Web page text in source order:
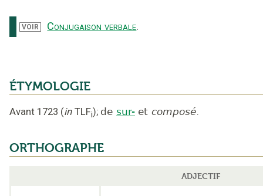
VOIR Conjugaison verbale.
ÉTYMOLOGIE
Avant 1723 (in TLFi); de sur- et composé.
ORTHOGRAPHE
ADJECTIF